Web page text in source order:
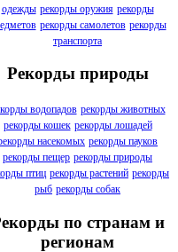
одежды рекорды оружия рекорды
рекорды самолетов рекорды
транспорта
Рекорды природы
водопадов рекорды животных
рекорды кошек рекорды лошадей
насекомых рекорды пауков
рекорды пещер рекорды природы
птиц рекорды растений рекорды
рыб рекорды собак
по странам и
регионам